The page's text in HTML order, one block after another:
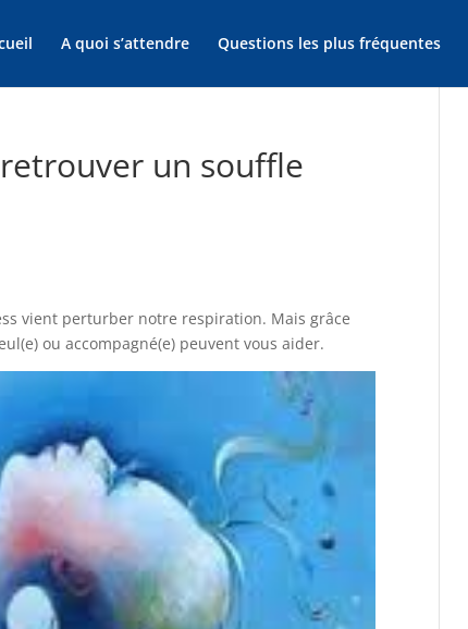
A quoi s’attendre Questions les plus fréquentes
un souffle
vient perturber notre respiration. Mais grâce
ou accompagné(e) peuvent vous aider.